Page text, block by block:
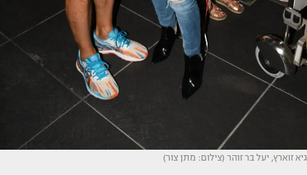
גיא זוארץ, יעל בר זוהר (צילום: מתן צור)